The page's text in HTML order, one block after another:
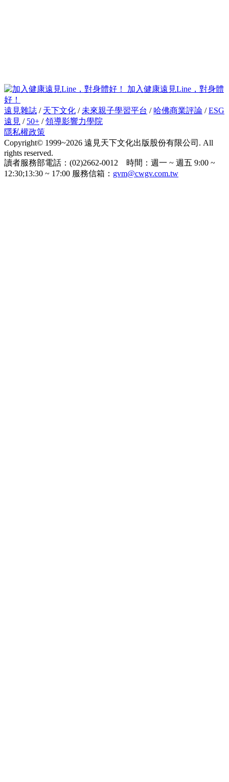
加入健康遠見Line，對身體
好！
遠見雜誌 / 天下文化 / 未來親子學習平台 / 哈佛商業評論 /ESG
遠見 / 50+ /領導影響力學院
隱私權政策
Copyright© 1999~2026 遠見天下文化出版股份有限公司. All
rights reserved.
讀者服務部電話：(02)2662-0012 時間：週一 ~ 週五 9:00 ~
12:30;13:30 ~ 17:00 服務信箱： gvm@cwgv.com.tw